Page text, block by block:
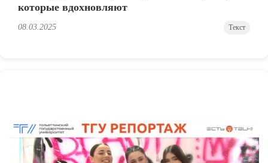
которые вдохновляют
08.03.2025 Текст